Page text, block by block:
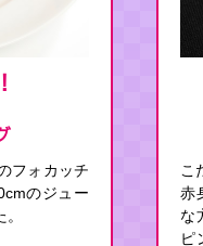
フォカッチ
のジュー
こ
赤
な
ピ